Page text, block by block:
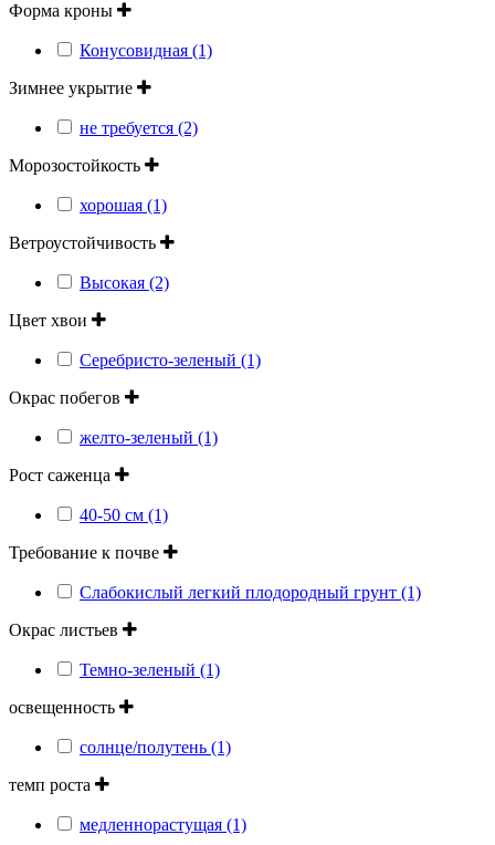
Форма кроны
Конусовидная (1)
Зимнее укрытие
не требуется (2)
Морозостойкость
хорошая (1)
Ветроустойчивость
Высокая (2)
Цвет хвои
Серебристо-зеленый (1)
Окрас побегов
желто-зеленый (1)
Рост саженца
40-50 см (1)
Требование к почве
Слабокислый легкий плодородный грунт (1)
Окрас листьев
Темно-зеленый (1)
освещенность
солнце/полутень (1)
темп роста
медленнорастущая (1)